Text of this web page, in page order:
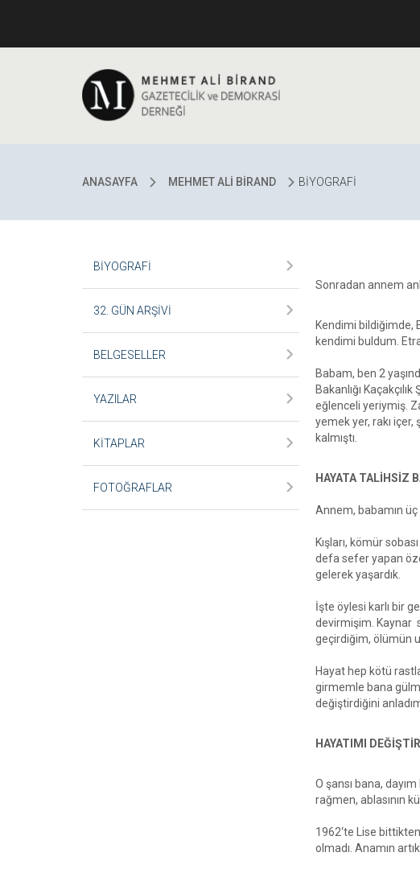
ANASAYFA MEHMET ALİ BİRAND BİYOGRAFİ
BİYOGRAFİ
32. GÜN ARŞİVİ
BELGESELLER
YAZILAR
KİTAPLAR
FOTOĞRAFLAR
Sonradan annem
Kendimi bildiğimde,
kendimi buldum.
Babam, ben 2
Bakanlığı
eğlenceli yeriymiş.
yemek yer, rakı içer,
kalmıştı.
HAYATA TALİHSİZ
Annem, babamın
Kışları, kömür
defa sefer yapan
gelerek yaşardık.
İşte öylesi karlı bir
devirmişim. Kaynar
geçirdiğim, ölümün
Hayat hep kötü
girmemle bana
değiştirdiğini
HAYATIMI
O şansı bana,
rağmen, ablasının
1962‘te Lise
olmadı. Anamın